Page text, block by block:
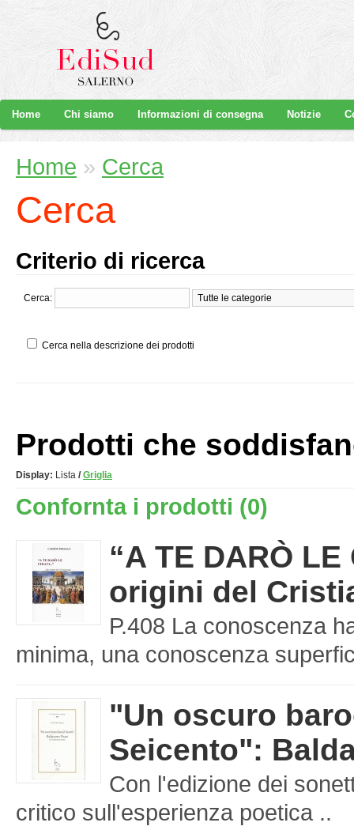
Home Chi siamo Informazioni di consegna Notizie
Home » Cerca
Cerca
Criterio di ricerca
Cerca:
Cerca nella descrizione dei prodotti
Prodotti che
Display: Lista / Griglia
Confornta i prodotti (0)
“A TE DARÒ LE
origini del
P.408 La conoscenza
minima, una conoscenza
"Un oscuro
Seicento":
Con l'edizione dei
critico sull'esperienza poetica ..